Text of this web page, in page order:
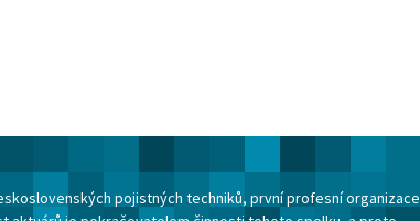
pojistných techniků, první profesní organizace